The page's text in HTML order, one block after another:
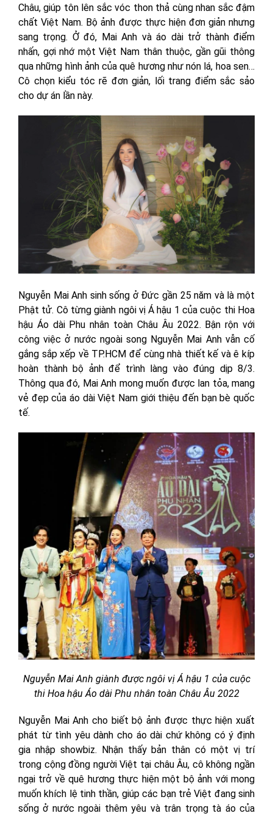
Châu, giúp tôn lên sắc vóc thon thả cùng nhan sắc đậm
chất Việt Nam. Bộ ảnh được thực hiện đơn giản nhưng
sang trọng. Ở đó, Mai Anh và áo dài trở thành điểm
nhấn, gợi nhớ một Việt Nam thân thuộc, gần gũi thông
qua những hình ảnh của quê hương như nón lá, hoa sen…
Cô chọn kiểu tóc rẽ đơn giản, lối trang điểm sắc sảo
cho dự án lần này.
Nguyễn Mai Anh sinh sống ở Đức gần 25 năm và là một
Phật tử. Cô từng giành ngôi vị Á hậu 1 của cuộc thi Hoa
hậu Áo dài Phu nhân toàn Châu Âu 2022. Bận rộn với
công việc ở nước ngoài song Nguyễn Mai Anh vẫn cố
gắng sắp xếp về TP.HCM để cùng nhà thiết kế và ê kíp
hoàn thành bộ ảnh để trình làng vào đúng dịp 8/3.
Thông qua đó, Mai Anh mong muốn được lan tỏa, mang
vẻ đẹp của áo dài Việt Nam giới thiệu đến bạn bè quốc
tế.
Nguyễn Mai Anh giành được ngôi vị Á hậu 1 của cuộc
thi Hoa hậu Áo dài Phu nhân toàn Châu Âu 2022
Nguyễn Mai Anh cho biết bộ ảnh được thực hiện xuất
phát từ tình yêu dành cho áo dài chứ không có ý định
gia nhập showbiz. Nhận thấy bản thân có một vị trí
trong cộng đồng người Việt tại châu Âu, cô không ngần
ngại trở về quê hương thực hiện một bộ ảnh với mong
muốn khích lệ tinh thần, giúp các bạn trẻ Việt đang sinh
sống ở nước ngoài thêm yêu và trân trọng tà áo của